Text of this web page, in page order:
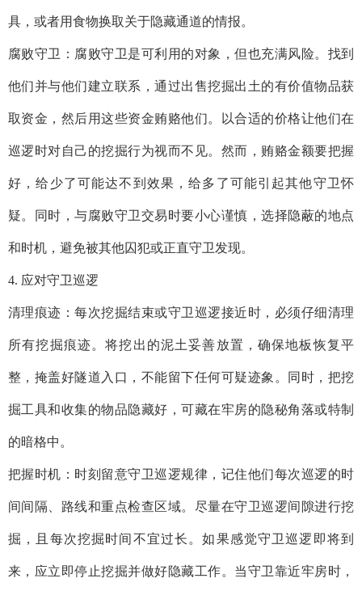
具，或者用食物换取关于隐藏通道的情报。
腐败守卫：腐败守卫是可利用的对象，但也充满风险。找到
他们并与他们建立联系，通过出售挖掘出土的有价值物品获
取资金，然后用这些资金贿赂他们。以合适的价格让他们在
巡逻时对自己的挖掘行为视而不见。然而，贿赂金额要把握
好，给少了可能达不到效果，给多了可能引起其他守卫怀
疑。同时，与腐败守卫交易时要小心谨慎，选择隐蔽的地点
和时机，避免被其他囚犯或正直守卫发现。
4. 应对守卫巡逻
清理痕迹：每次挖掘结束或守卫巡逻接近时，必须仔细清理
所有挖掘痕迹。将挖出的泥土妥善放置，确保地板恢复平
整，掩盖好隧道入口，不能留下任何可疑迹象。同时，把挖
掘工具和收集的物品隐藏好，可藏在牢房的隐秘角落或特制
的暗格中。
把握时机：时刻留意守卫巡逻规律，记住他们每次巡逻的时
间间隔、路线和重点检查区域。尽量在守卫巡逻间隙进行挖
掘，且每次挖掘时间不宜过长。如果感觉守卫巡逻即将到
来，应立即停止挖掘并做好隐藏工作。当守卫靠近牢房时，